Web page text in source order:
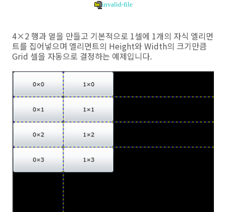
invalid-file
4×2 행과 열을 만들고 기본적으로 1셀에 1개의 자식 엘리먼
트를 집어넣으며 엘리먼트의 Height와 Width의 크기만큼
Grid 셀을 자동으로 결정하는 예제입니다.